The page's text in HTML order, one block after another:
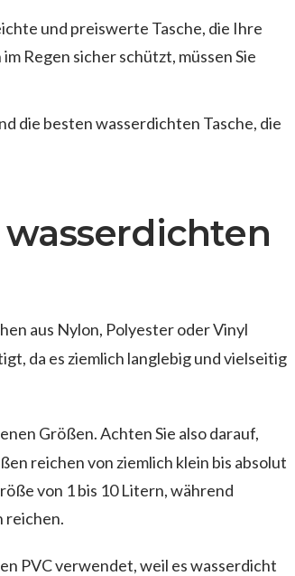
und preiswerte Tasche, die Ihre
Regen sicher schützt, müssen Sie
die besten wasserdichten Tasche, die
aus Nylon, Polyester oder Vinyl
da es ziemlich langlebig und vielseitig
Größen. Achten Sie also darauf,
reichen von ziemlich klein bis absolut
von 1 bis 10 Litern, während
reichen.
PVC verwendet, weil es wasserdicht